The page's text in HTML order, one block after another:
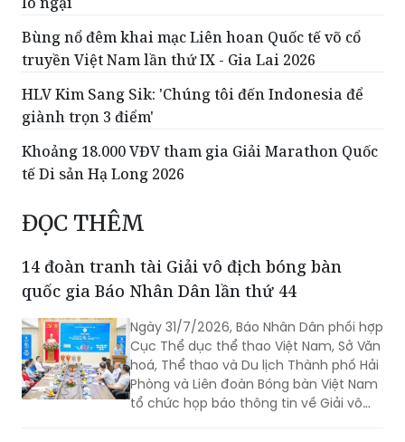
Bùng nổ đêm khai mạc Liên hoan Quốc tế võ cổ
truyền Việt Nam lần thứ IX - Gia Lai 2026
HLV Kim Sang Sik: 'Chúng tôi đến Indonesia để
giành trọn 3 điểm'
Khoảng 18.000 VĐV tham gia Giải Marathon Quốc
tế Di sản Hạ Long 2026
ĐỌC THÊM
14 đoàn tranh tài Giải vô địch bóng bàn
quốc gia Báo Nhân Dân lần thứ 44
Ngày 31/7/2026, Báo Nhân Dân phối hợp
Cục Thể dục thể thao Việt Nam, Sở Văn
hoá, Thể thao và Du lịch Thành phố Hải
Phòng và Liên đoàn Bóng bàn Việt Nam
tổ chức họp báo thông tin về Giải vô